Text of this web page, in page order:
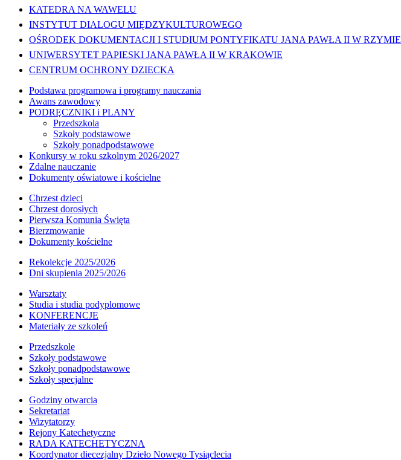
KATEDRA NA WAWELU
INSTYTUT DIALOGU MIĘDZYKULTUROWEGO
OŚRODEK DOKUMENTACJI I STUDIUM PONTYFIKATU JANA PAWŁA II W RZYMIE
UNIWERSYTET PAPIESKI JANA PAWŁA II W KRAKOWIE
CENTRUM OCHRONY DZIECKA
Podstawa programowa i programy nauczania
Awans zawodowy
PODRĘCZNIKI i PLANY
Przedszkola
Szkoły podstawowe
Szkoły ponadpodstawowe
Konkursy w roku szkolnym 2026/2027
Zdalne nauczanie
Dokumenty oświatowe i kościelne
Chrzest dzieci
Chrzest dorosłych
Pierwsza Komunia Święta
Bierzmowanie
Dokumenty kościelne
Rekolekcje 2025/2026
Dni skupienia 2025/2026
Warsztaty
Studia i studia podyplomowe
KONFERENCJE
Materiały ze szkoleń
Przedszkole
Szkoły podstawowe
Szkoły ponadpodstawowe
Szkoły specjalne
Godziny otwarcia
Sekretariat
Wizytatorzy
Rejony Katechetyczne
RADA KATECHETYCZNA
Koordynator diecezjalny Dzieło Nowego Tysiąclecia